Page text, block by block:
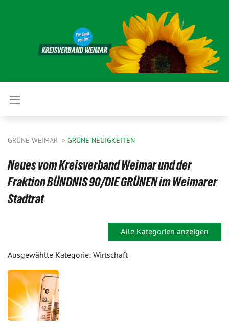
GRÜNE WEIMAR GRÜNE NEUIGKEITEN
Neues vom Kreisverband Weimar und der
Fraktion BÜNDNIS 90/DIE GRÜNEN im Weimarer
Stadtrat
Alle Kategorien anzeigen
Ausgewählte Kategorie: Wirtschaft